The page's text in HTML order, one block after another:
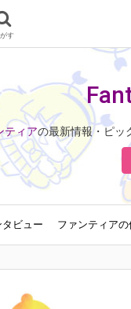
す
ティアの最新情報・ピッ
タビュー ファンティア